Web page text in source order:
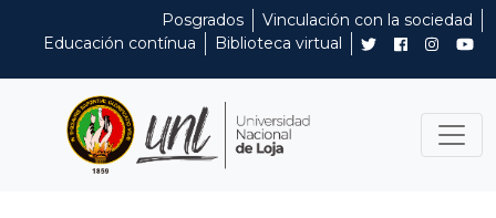
Posgrados
Vinculación con la sociedad
Educación contínua
Biblioteca virtual